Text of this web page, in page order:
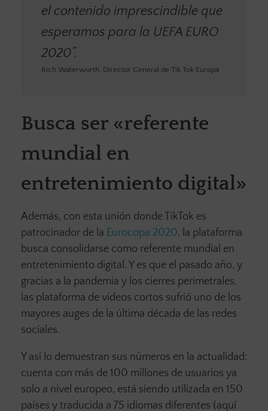
el contenido imprescindible que
esperamos para la UEFA EURO
2020”.
Rich Waterworth, Director General de Tik Tok Europa
Busca ser «referente
mundial en
entretenimiento digital»
Además, con esta unión donde TikTok es
patrocinador de la Eurocopa 2020, la plataforma
busca consolidarse como referente mundial en
entretenimiento digital. Y es que el pasado año, y
gracias a la pandemia y los cierres perimetrales,
las plataforma de videos cortos sufrió uno de los
mayores auges de la última década de las redes
sociales.
Y así lo demuestran sus números en la actualidad:
cuenta con más de 100 millones de usuarios ya
solo a nivel europeo, está siendo utilizada en 150
países y traducida a 75 idiomas diferentes (aquí